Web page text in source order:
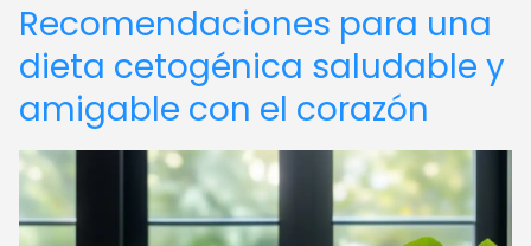
Recomendaciones para una
dieta cetogénica saludable y
amigable con el corazón